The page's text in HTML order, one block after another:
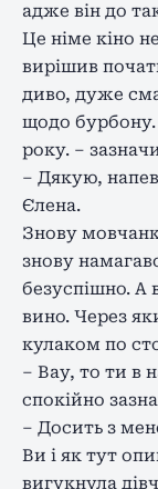
адже він до
Це німе кіно
вирішив
диво, дуже
щодо
року. –
– Дякую,
Єлена.
Знову
знову
безуспішно. А
вино. Через
кулаком по
– Вау, то ти в
спокійно
– Досить з
Ви і як тут
вигукнула